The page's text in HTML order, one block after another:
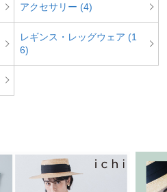
アクセサリー (4)
レギンス・レッグウェア (1
6)